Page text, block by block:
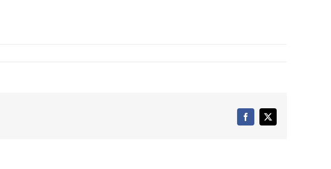
Facebook
X